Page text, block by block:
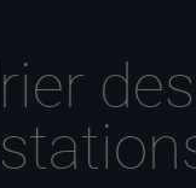
Programme de
législature
Stratégies
Jumelage
des